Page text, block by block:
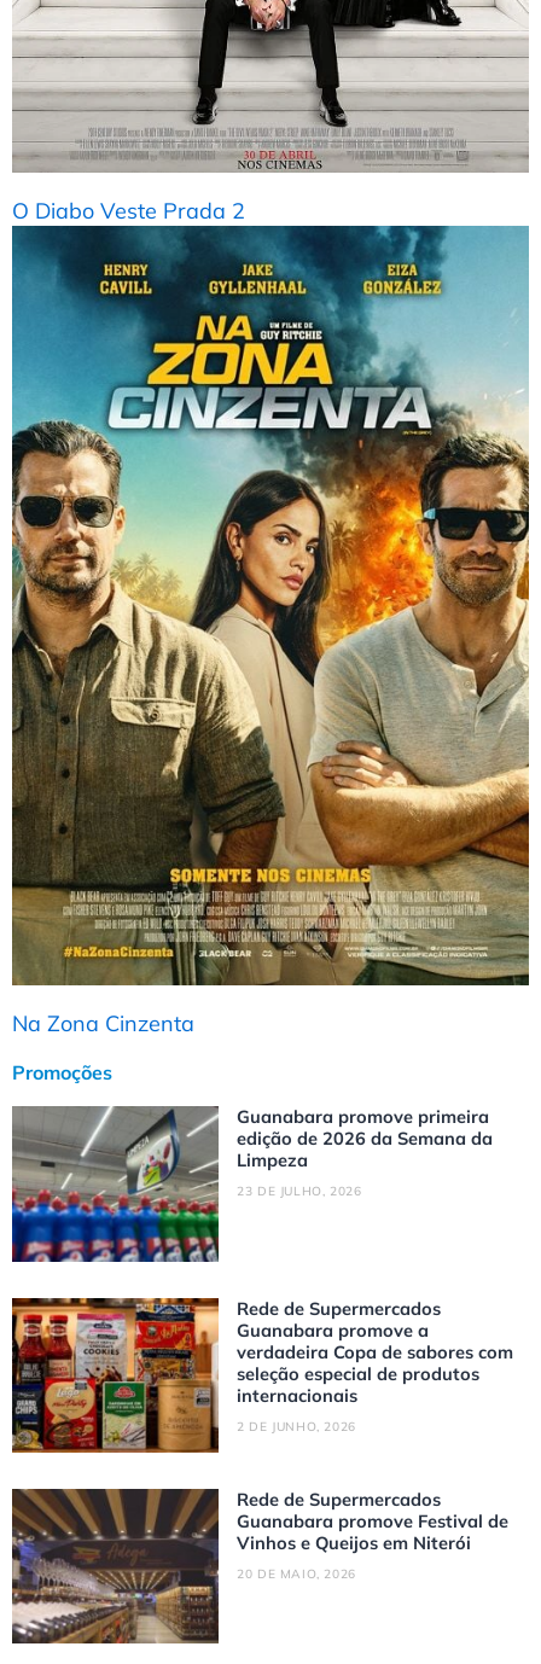
O Diabo Veste Prada 2
Na Zona Cinzenta
Promoções
Guanabara promove primeira
edição de 2026 da Semana da
Limpeza
23 DE JULHO, 2026
Rede de Supermercados
Guanabara promove a
verdadeira Copa de sabores com
seleção especial de produtos
internacionais
2 DE JUNHO, 2026
Rede de Supermercados
Guanabara promove Festival de
Vinhos e Queijos em Niterói
20 DE MAIO, 2026